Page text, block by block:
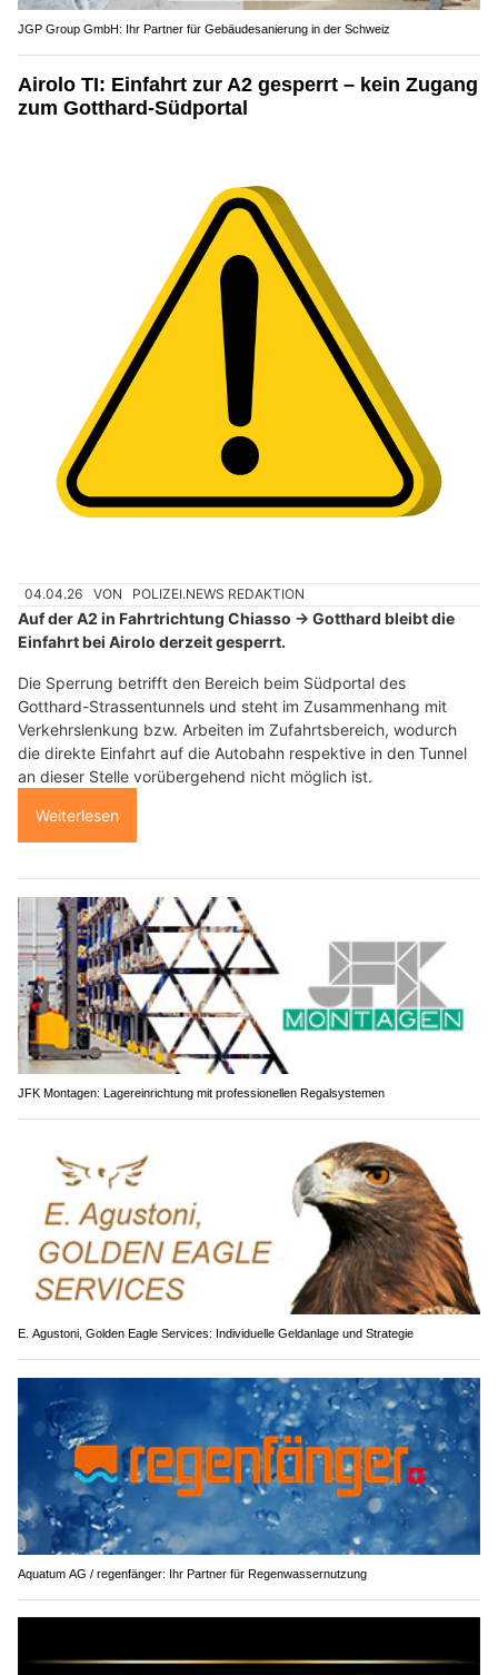
JGP Group GmbH: Ihr Partner für Gebäudesanierung in der Schweiz
Airolo TI: Einfahrt zur A2 gesperrt – kein Zugang
zum Gotthard-Südportal
04.04.26 VON POLIZEI.NEWS REDAKTION
Auf der A2 in Fahrtrichtung Chiasso → Gotthard bleibt die
Einfahrt bei Airolo derzeit gesperrt.
Die Sperrung betrifft den Bereich beim Südportal des
Gotthard-Strassentunnels und steht im Zusammenhang mit
Verkehrslenkung bzw. Arbeiten im Zufahrtsbereich, wodurch
die direkte Einfahrt auf die Autobahn respektive in den Tunnel
an dieser Stelle vorübergehend nicht möglich ist.
Weiterlesen
JFK Montagen: Lagereinrichtung mit professionellen Regalsystemen
E. Agustoni, Golden Eagle Services: Individuelle Geldanlage und Strategie
Aquatum AG / regenfänger: Ihr Partner für Regenwassernutzung